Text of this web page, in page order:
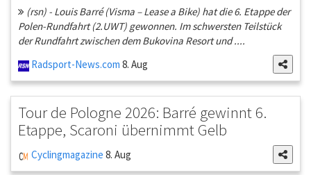
(rsn) - Louis Barré (Visma – Lease a Bike) hat die 6. Etappe der
Polen-Rundfahrt (2.UWT) gewonnen. Im schwersten Teilstück
der Rundfahrt zwischen dem Bukovina Resort und ....
Radsport-News.com 8. Aug
Tour de Pologne 2026: Barré gewinnt 6.
Etappe, Scaroni übernimmt Gelb
Cyclingmagazine 8. Aug